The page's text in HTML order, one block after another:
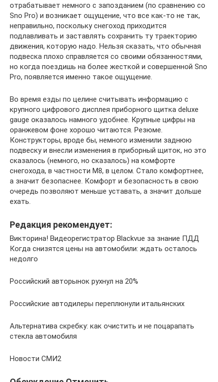
отрабатывает немного с запозданием (по сравнению со
Sno Pro) и возникает ощущение, что все как-то не так,
неправильно, поскольку снегоход приходится
подлавливать и заставлять сохранить ту траекторию
движения, которую надо. Нельзя сказать, что обычная
подвеска плохо справляется со своими обязанностями,
но когда поездишь на более жесткой и совершенной Sno
Pro, появляется именно такое ощущение.
Во время езды по целине считывать информацию с
крупного цифрового дисплея приборного щитка deluxe
gauge оказалось намного удобнее. Крупные цифры на
оранжевом фоне хорошо читаются. Резюме.
Конструкторы, вроде бы, немного изменили заднюю
подвеску и внесли изменения в приборный щиток, но это
сказалось (немного, но сказалось) на комфорте
снегохода, в частности М8, в целом. Стало комфортнее,
а значит безопаснее. Комфорт и безопасность в свою
очередь позволяют меньше уставать, а значит дольше
ехать.
Редакция рекомендует:
Викторина! Видеорегистратор Blackvue за знание ПДД
Когда снизятся цены на автомобили: ждать осталось
недолго
Российский авторынок рухнул на 20%
Российские автодилеры переплюнули итальянских
Альтернатива скребку: как очистить и не поцарапать
стекла автомобиля
Новости СМИ2